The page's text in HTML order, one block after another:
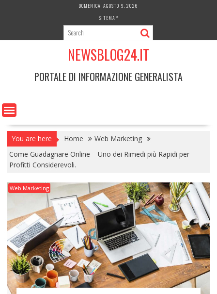
DOMENICA, AGOSTO 9, 2026
SITEMAP
NEWSBLOG24.IT
PORTALE DI INFORMAZIONE GENERALISTA
You are here Home
Web Marketing
Come Guadagnare Online – Uno dei Rimedi più Rapidi per
Profitti Considerevoli.
Web Marketing